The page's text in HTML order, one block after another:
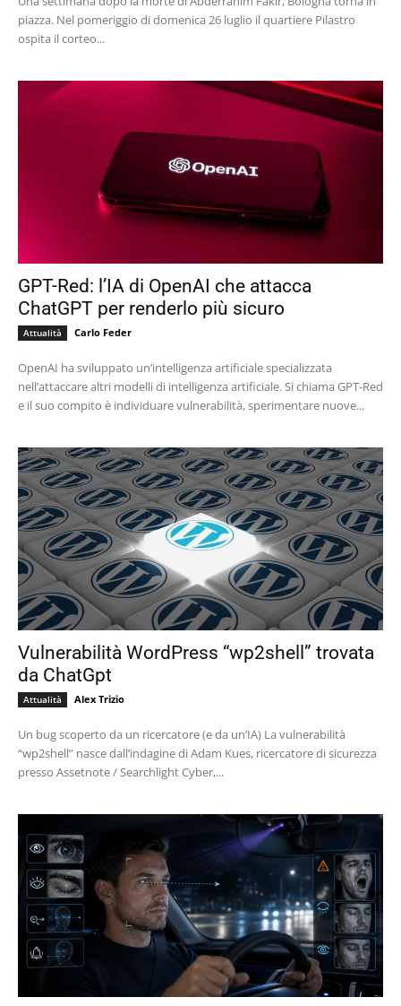
piazza. Nel pomeriggio di domenica 26 luglio il quartiere Pilastro
ospita il corteo...
GPT-Red: l’IA di OpenAI che attacca
ChatGPT per renderlo più sicuro
Attualità Carlo Feder
OpenAI ha sviluppato un’intelligenza artificiale specializzata
nell’attaccare altri modelli di intelligenza artificiale. Si chiama GPT-Red
e il suo compito è individuare vulnerabilità, sperimentare nuove...
Vulnerabilità WordPress “wp2shell” trovata
da ChatGpt
Attualità Alex Trizio
Un bug scoperto da un ricercatore (e da un’IA) La vulnerabilità
“wp2shell” nasce dall’indagine di Adam Kues, ricercatore di sicurezza
presso Assetnote / Searchlight Cyber,...